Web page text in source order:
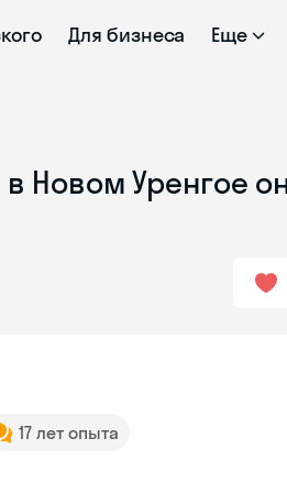
Для бизнеса Еще
Новом Уренгое
17 лет опыта